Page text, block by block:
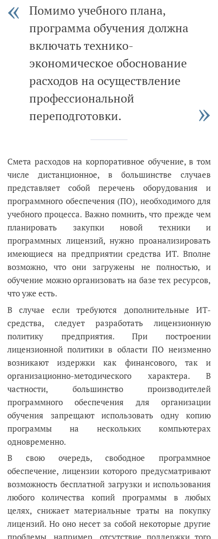
Помимо учебного плана,
программа обучения должна
включать технико-
экономическое обоснование
расходов на осуществление
профессиональной
переподготовки.
Смета расходов на корпоративное обучение, в том
числе дистанционное, в большинстве случаев
представляет собой перечень оборудования и
программного обеспечения (ПО), необходимого для
учебного процесса. Важно помнить, что прежде чем
планировать закупки новой техники и
программных лицензий, нужно проанализировать
имеющиеся на предприятии средства ИТ. Вполне
возможно, что они загружены не полностью, и
обучение можно организовать на базе тех ресурсов,
что уже есть.
В случае если требуются дополнительные ИТ-
средства, следует разработать лицензионную
политику предприятия. При построении
лицензионной политики в области ПО неизменно
возникают издержки как финансового, так и
организационно-методического характера. В
частности, большинство производителей
программного обеспечения для организации
обучения запрещают использовать одну копию
программы на нескольких компьютерах
одновременно.
В свою очередь, свободное программное
обеспечение, лицензии которого предусматривают
возможность бесплатной загрузки и использования
любого количества копий программы в любых
целях, снижает материальные траты на покупку
лицензий. Но оно несет за собой некоторые другие